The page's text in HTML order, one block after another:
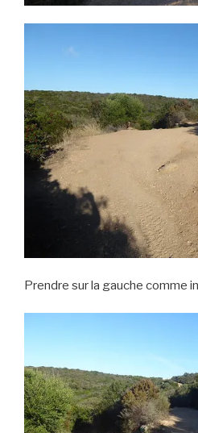
Prendre sur la gauche comme